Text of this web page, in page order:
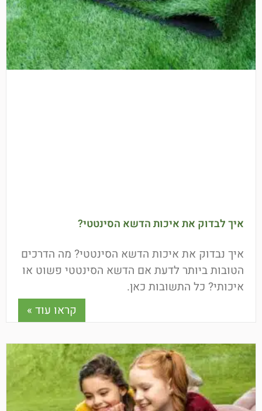
איך לבדוק את איכות הדשא הסינטטי?
איך נבדוק את איכות הדשא הסינטטי? מה הדרכים
הטובות ביותר לדעת אם הדשא הסינטטי פשוט או
איכותי? כל התשובות כאן.
קראו עוד »